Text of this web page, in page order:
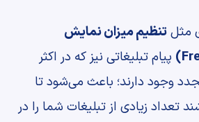
مثلتنظیم میزان نمایش
پیام تبلیغاتی نیز که در اکثر
وجود دارند؛ باعث می‌شود تا
تعداد زیادی از تبلیغات شما را در